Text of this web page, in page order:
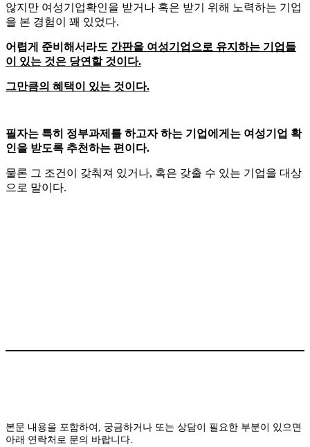
않지만 여성기업확인을 받거나 혹은 받기 위해 노력하는 기업
을 본 경험이 꽤 있었다.
어렵게 준비해서라도 간판을 여성기업으로 유지하는 기업들
이 있는 것은 당연할 것이다.
그만큼의 혜택이 있는 것이다.
필자는 특히 정부과제를 하고자 하는 기업에게는 여성기업 확
인을 받도록 추천하는 편이다.
물론 그 조건이 갖춰져 있거나, 혹은 갖출 수 있는 기업을 대상
으로 말이다.
본문 내용을 포함하여, 궁금하거나 또는 상담이 필요한 부분이 있으면
아래 연락처로 문의 바랍니다.